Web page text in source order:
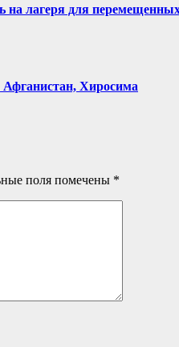
лагеря для
Афганистан, Хиросима
поля помечены *